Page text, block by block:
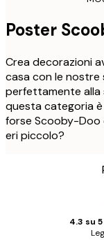
Poster
Crea decorazioni
casa con le
perfettamente alla
questa categoria
forse Scooby-Doo
eri piccolo?
4.3 su